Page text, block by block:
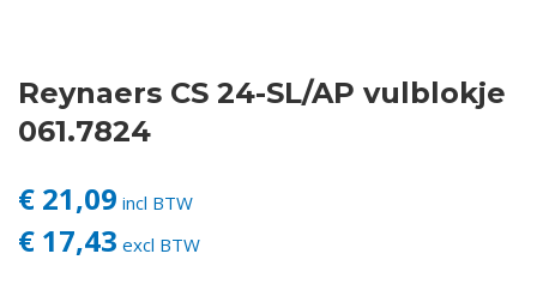
Login
Reynaers CS 24-SL/AP vulblokje
061.7824
€ 21,09 incl BTW
€ 17,43 excl BTW